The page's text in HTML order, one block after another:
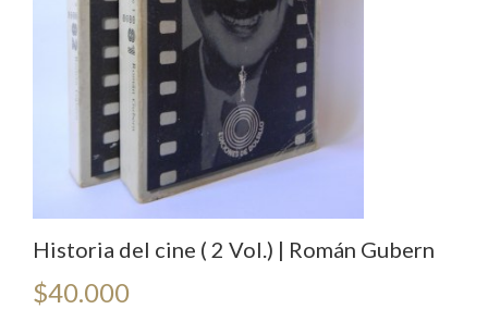
Degli
Esposti
Dacia
Maraini
cantidad
Historia del cine ( 2 Vol.) | Román Gubern
$40.000